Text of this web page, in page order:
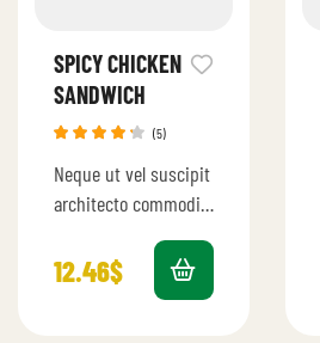
SPICY CHICKEN
SANDWICH
4.20out
of 5
(5)
Neque ut vel suscipit
architecto commodi.
aspernatur quia.
Temporibus qui fugit
12.46$